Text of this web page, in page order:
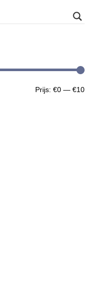
MM
Prijs: €0 — €10